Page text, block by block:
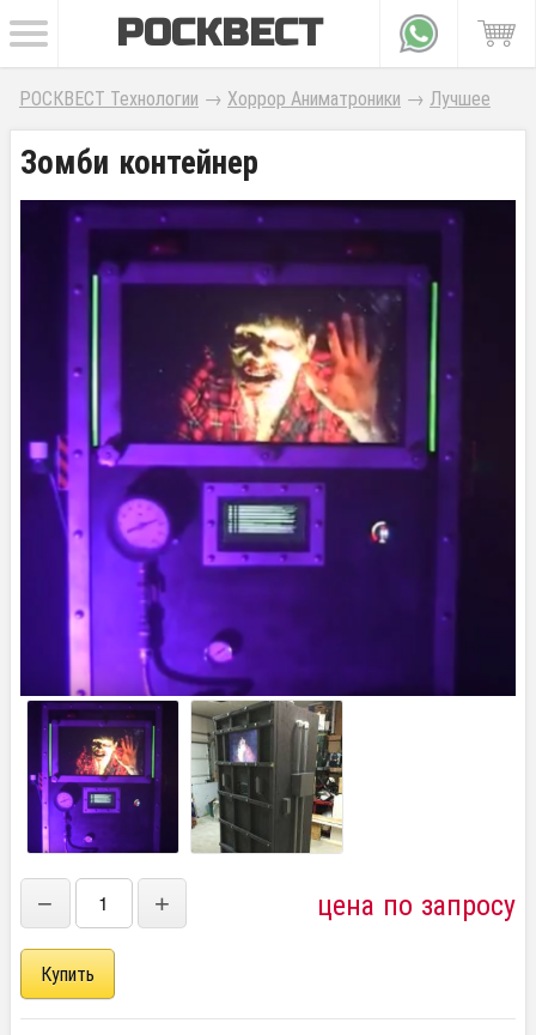
РОСКВЕСТ
РОСКВЕСТ Технологии → Хоррор Аниматроники → Лучшее
Зомби контейнер
− + цена по запросу